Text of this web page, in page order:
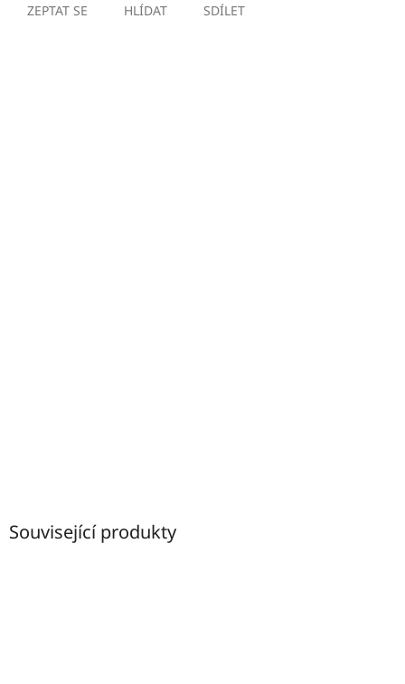
ZEPTAT SE HLÍDAT SDÍLET
Související produkty